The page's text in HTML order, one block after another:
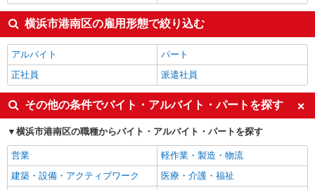
横浜市港南区の雇用形態で絞り込む
アルバイト
パート
正社員
派遣社員
その他の条件でバイト・アルバイト・パートを探す
横浜市港南区の職種からバイト・アルバイト・パートを探す
営業
軽作業・製造・物流
建築・設備・アクティブワーク
医療・介護・福祉